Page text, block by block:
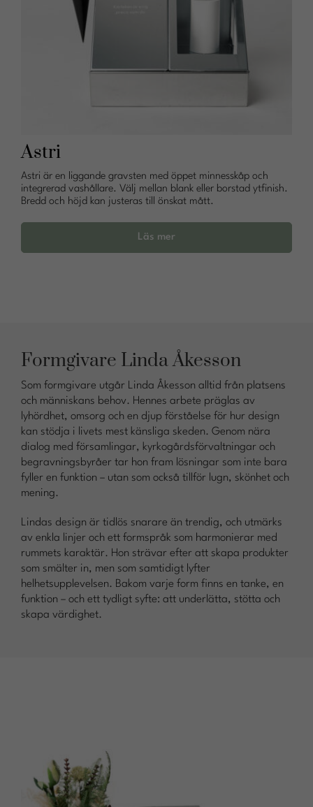
Astri
Astri är en liggande gravsten med öppet minnesskåp och
integrerad vashållare. Välj mellan blank eller borstad ytfinish.
Bredd och höjd kan justeras till önskat mått.
Läs mer
Formgivare Linda Åkesson
Som formgivare utgår Linda Åkesson alltid från platsens
och människans behov. Hennes arbete präglas av
lyhördhet, omsorg och en djup förståelse för hur design
kan stödja i livets mest känsliga skeden. Genom nära
dialog med församlingar, kyrkogårdsförvaltningar och
begravningsbyråer tar hon fram lösningar som inte bara
fyller en funktion – utan som också tillför lugn, skönhet och
mening.
Lindas design är tidlös snarare än trendig, och utmärks
av enkla linjer och ett formspråk som harmonierar med
rummets karaktär. Hon strävar efter att skapa produkter
som smälter in, men som samtidigt lyfter
helhetsupplevelsen. Bakom varje form finns en tanke, en
funktion – och ett tydligt syfte: att underlätta, stötta och
skapa värdighet.